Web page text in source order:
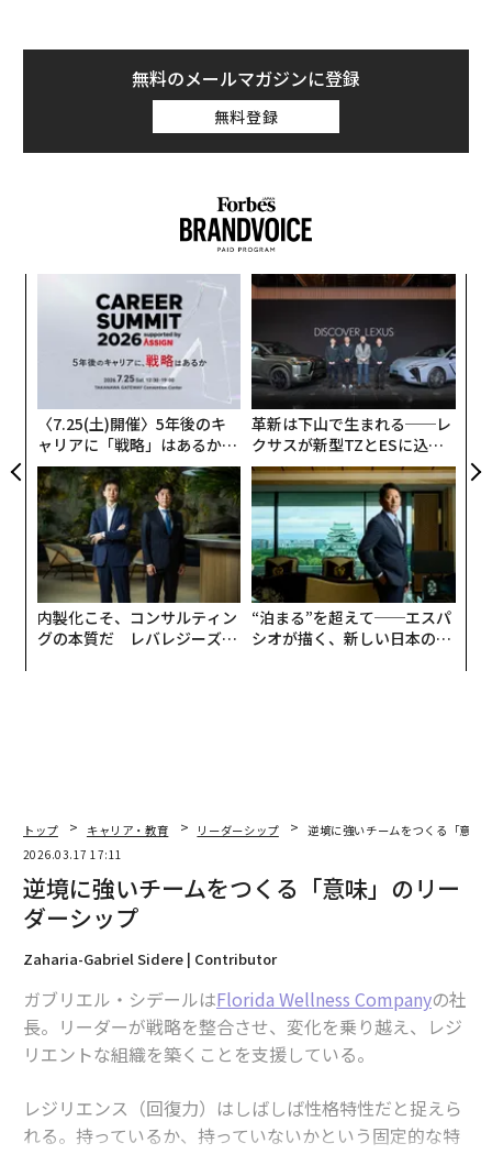
無料のメールマガジンに登録
無料登録
〈7.25(土)開催〉5年後のキ
ャリアに「戦略」はあるか。
トップエグゼクティブのキャ
リアに触れる1日│CAREER S
UMMIT 2026
革新は下山で生まれる──レ
クサスが新型TZとESに込め
た「DISCOVER」の哲学
内製化こそ、コンサルティン
グの本質だ レバレジーズが
“泊まる”を超えて──エスパ
シオが描く、新しい日本のラ
トップ キャリア・教育 リーダーシップ
逆境に強いチームをつくる「意味
2026.03.17 17:11
逆境に強いチームをつくる「意味」のリー
ダーシップ
Zaharia-Gabriel Sidere | Contributor
ガブリエル・シデールはFlorida Wellness Companyの社
長。リーダーが戦略を整合させ、変化を乗り越え、レジ
リエントな組織を築くことを支援している。
レジリエンス（回復力）はしばしば性格特性だと捉えら
れる。持っているか、持っていないかという固定的な特